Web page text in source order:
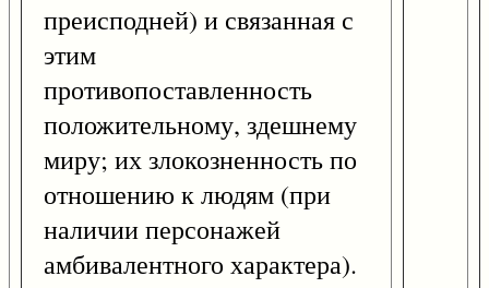
преисподней) и связанная с
этим
противопоставленность
положительному, здешнему
миру; их злокозненность по
отношению к людям (при
наличии персонажей
амбивалентного характера).